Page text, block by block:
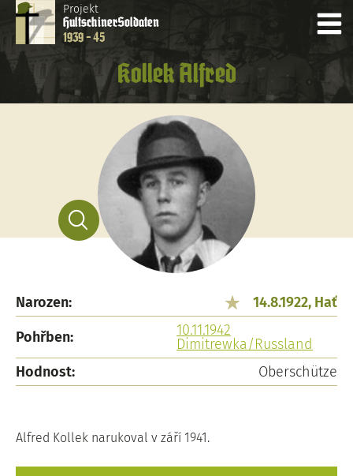
Projekt
HultschinerSoldaten
1939 - 45
Kollek Alfred
Narozen:
14.8.1922, Hať
Pohřben:
10.11.1942
Dimitrewka/Russland
Hodnost:
Oberschütze
Alfred Kollek narukoval v září 1941.